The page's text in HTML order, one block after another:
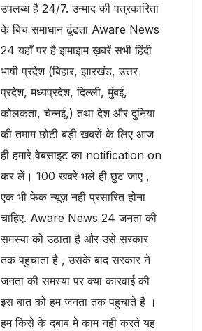
उपलब्ध है 24/7. उन्माद की पत्रकारिता
के बिच समाधान ढूंढता Aware News
24 यहाँ पर है झमाझम ख़बरें सभी हिंदी
भाषी प्रदेश (बिहार, झारखंड, उत्तर
प्रदेश, मध्यप्रदेश, दिल्ली, मुंबई,
कोलकता, चेन्नई,) तथा देश और दुनिया
की तमाम छोटी बड़ी खबरों के लिए आज
ही हमारे वेबसाइट का notification on
कर लें। 100 खबरे भले ही छुट जाए ,
एक भी फेक न्यूज़ नही प्रसारित होना
चाहिए. Aware News 24 जनता की
समस्या को उठाता है और उसे सरकार
तक पहुचाता है , उसके बाद सरकार ने
जनता की समस्या पर क्या कारवाई की
इस बात को हम जनता तक पहुचाते हैं ।
हम किसे के दबाब मे काम नही करते यह